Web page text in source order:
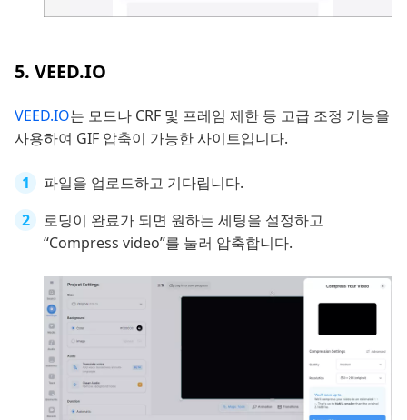
5. VEED.IO
VEED.IO는 모드나 CRF 및 프레임 제한 등 고급 조정 기능을
사용하여 GIF 압축이 가능한 사이트입니다.
파일을 업로드하고 기다립니다.
로딩이 완료가 되면 원하는 세팅을 설정하고
“Compress video”를 눌러 압축합니다.